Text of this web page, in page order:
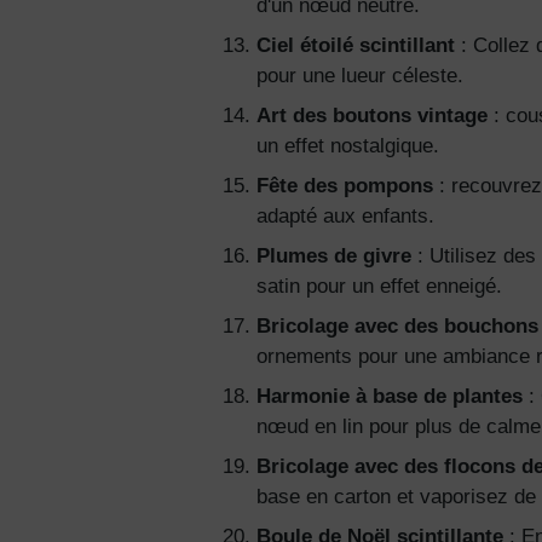
d'un nœud neutre.
Ciel étoilé scintillant : Collez
pour une lueur céleste.
Art des boutons vintage :
un effet nostalgique.
Fête des pompons :
adapté aux enfants.
Plumes de givre : Utilisez des
satin pour un effet enneigé.
Bricolage avec des bouchons
ornements pour une ambiance
Harmonie à base de plantes :
nœud en lin pour plus de
Bricolage avec des flocons
base en carton et vaporisez
Boule de Noël scintillante :